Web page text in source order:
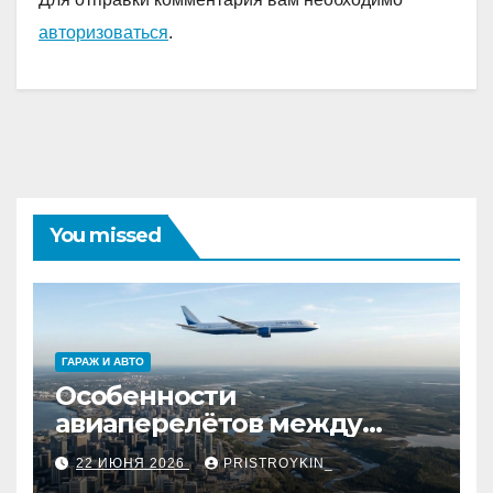
авторизоваться.
You missed
ГАРАЖ И АВТО
Особенности
авиаперелётов между
европейской частью
страны и дальневосточным
22 ИЮНЯ 2026 PRISTROYKIN_